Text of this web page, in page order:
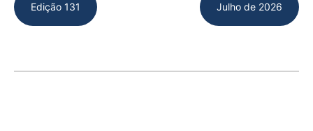
Edição 131 Julho de 2026